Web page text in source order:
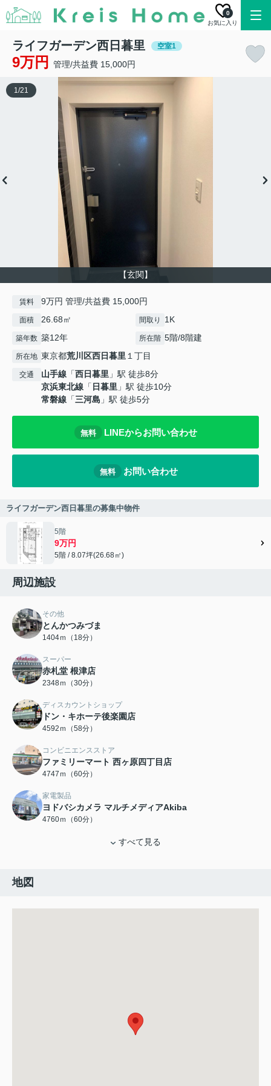
お気に入り
0
ライフガーデン西日暮里 空室1
9万円 管理/共益費 15,000円
【玄関】
1/21
賃料 9万円 管理/共益費 15,000円
面積 26.68㎡ 間取り 1K
築年数 築12年 所在階 5階/8階建
所在地 東京都荒川区西日暮里１丁目
交通 山手線 「西日暮里 」駅 徒歩8分
京浜東北線 「 日暮里 」駅 徒歩10分
常磐線 「三河島 」駅 徒歩5分
無料 LINEからお問い合わせ
無料 お問い合わせ
ライフガーデン西日暮里の募集中物件
5階
9万円
5階 / 8.07坪(26.68㎡)
周辺施設
その他
とんかつみづま
1404ｍ（18分）
スーパー
赤札堂 根津店
2348ｍ（30分）
ディスカウントショップ
ドン・キホーテ後楽園店
4592ｍ（58分）
コンビニエンスストア
ファミリーマート 西ヶ原四丁目店
4747ｍ（60分）
家電製品
ヨドバシカメラ マルチメディアAkiba
4760ｍ（60分）
すべて見る
地図